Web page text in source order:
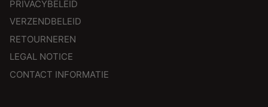
PRIVACYBELEID
VERZENDBELEID
RETOURNEREN
LEGAL NOTICE
CONTACT INFORMATIE